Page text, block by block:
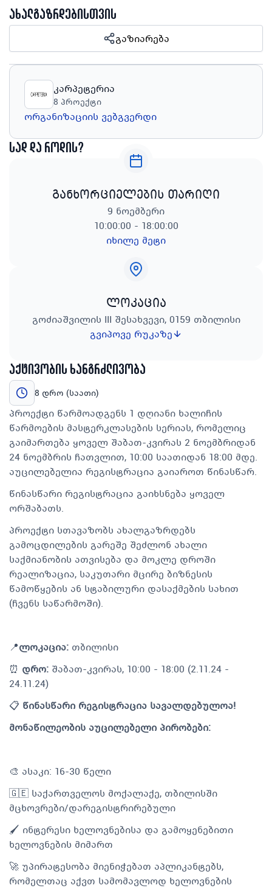
ახალგაზრდებისთვის
გაზიარება
კარპეტერია
8 პროექტი
ორგანიზაციის ვებგვერდი
სად და როდის?
განხორციელების თარიღი
9 ნოემბერი
10:00:00 - 18:00:00
იხილე მეტი
ლოკაცია
გოძიაშვილის III შესახვევი, 0159 თბილისი
გვიპოვე რუკაზე
აქტივობის ხანგრძლივობა
8 დრო (საათი)
პროექტი წარმოადგენს 1 დღიანი ხალიჩის
წარმოების მასტერკლასების სერიას, რომელიც
გაიმართება ყოველ შაბათ-კვირას 2 ნოემბრიდან
24 ნოემბრის ჩათვლით, 10:00 საათიდან 18:00 მდე.
აუცილებელია რეგისტრაცია გაიაროთ წინასწარ.
წინასწარი რეგისტრაცია გაიხსნება ყოველ
ორშაბათს.
პროექტი სთავაზობს ახალგაზრდებს
გამოცდილების გარეშე შეძლონ ახალი
საქმიანობის ათვისება და მოკლე დროში
რეალიზაცია, საკუთარი მცირე ბიზნესის
წამოწყების ან სტაბილური დასაქმების სახით
(ჩვენს საწარმოში).
📍ლოკაცია: თბილისი
⏰ დრო: შაბათ-კვირას, 10:00 - 18:00 (2.11.24 -
24.11.24)
📋 წინასწარი რეგისტრაცია სავალდებულოა!
მონაწილეობის აუცილებელი პირობები:
🎨 ასაკი: 16-30 წელი
🇬🇪 საქართველოს მოქალაქე, თბილისში
მცხოვრები/დარეგისტრირებული
🖌️ ინტერესი ხელოვნებისა და გამოყენებითი
ხელოვნების მიმართ
🚀 უპირატესობა მიენიჭებათ აპლიკანტებს,
რომელთაც აქვთ სამომავლოდ ხელოვნების